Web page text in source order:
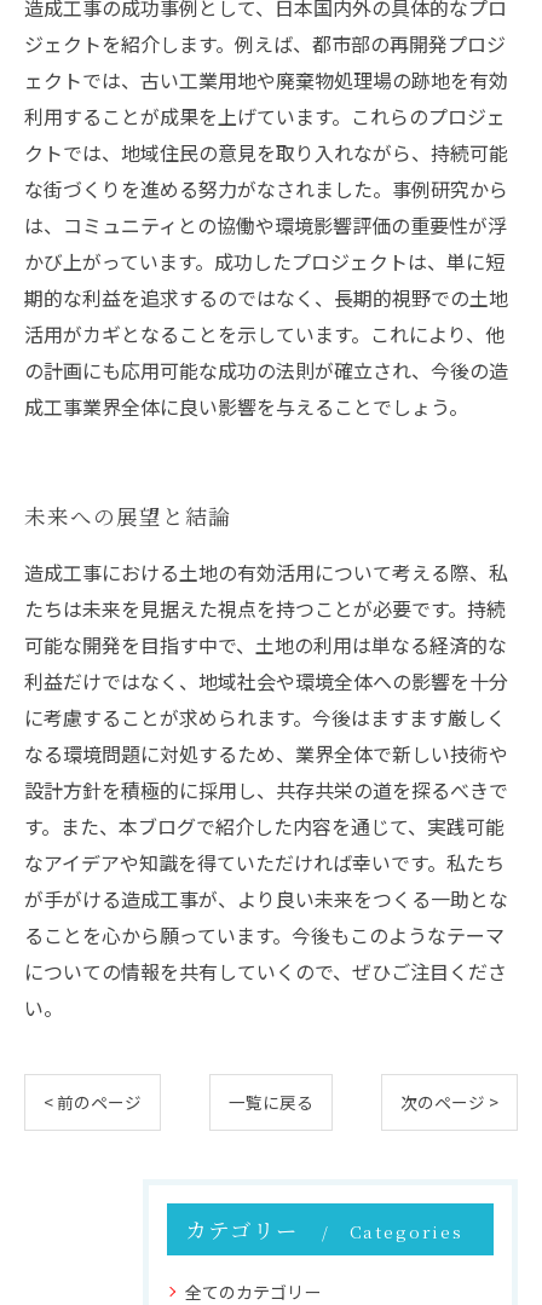
造成工事の成功事例として、日本国内外の具体的なプロ
ジェクトを紹介します。例えば、都市部の再開発プロジ
ェクトでは、古い工業用地や廃棄物処理場の跡地を有効
利用することが成果を上げています。これらのプロジェ
クトでは、地域住民の意見を取り入れながら、持続可能
な街づくりを進める努力がなされました。事例研究から
は、コミュニティとの協働や環境影響評価の重要性が浮
かび上がっています。成功したプロジェクトは、単に短
期的な利益を追求するのではなく、長期的視野での土地
活用がカギとなることを示しています。これにより、他
の計画にも応用可能な成功の法則が確立され、今後の造
成工事業界全体に良い影響を与えることでしょう。
未来への展望と結論
造成工事における土地の有効活用について考える際、私
たちは未来を見据えた視点を持つことが必要です。持続
可能な開発を目指す中で、土地の利用は単なる経済的な
利益だけではなく、地域社会や環境全体への影響を十分
に考慮することが求められます。今後はますます厳しく
なる環境問題に対処するため、業界全体で新しい技術や
設計方針を積極的に採用し、共存共栄の道を探るべきで
す。また、本ブログで紹介した内容を通じて、実践可能
なアイデアや知識を得ていただければ幸いです。私たち
が手がける造成工事が、より良い未来をつくる一助とな
ることを心から願っています。今後もこのようなテーマ
についての情報を共有していくので、ぜひご注目くださ
い。
< 前のページ 一覧に戻る 次のページ >
カテゴリー Categories
全てのカテゴリー